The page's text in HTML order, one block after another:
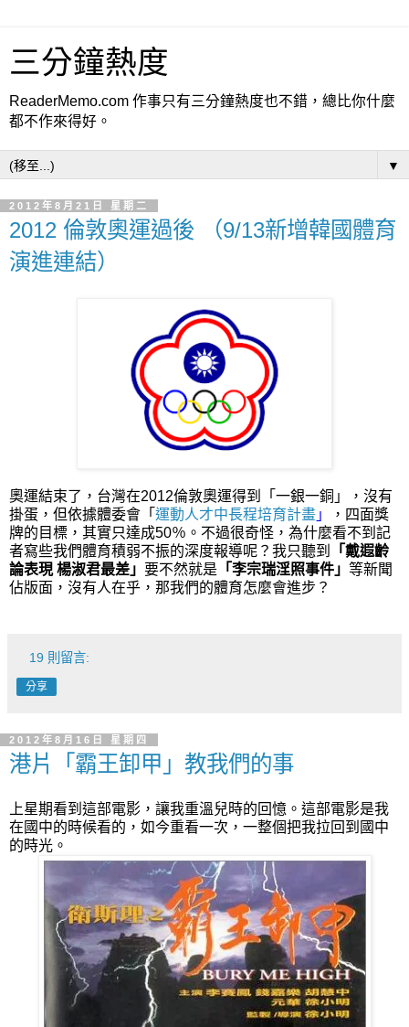
三分鐘熱度
ReaderMemo.com 作事只有三分鐘熱度也不錯，總比你什麼
都不作來得好。
▼
2012年8月21日 星期二
2012 倫敦奧運過後 （9/13新增韓國體育
演進連結）
奧運結束了，台灣在2012倫敦奧運得到「一銀一銅」，沒有
掛蛋，但依據體委會「 運動人才中長程培育計畫 」
，四面獎
牌的目標，其實只達成50％。不過很奇怪，為什麼看不到記
者寫些我們體育積弱不振的深度報導呢？我只聽到
「戴遐齡
論表現 楊淑君最差」 要不然就是 「李宗瑞淫照事件」 等新聞
佔版面，沒有人在乎，那我們的體育怎麼會進步？
19 則留言:
分享
2012年8月16日 星期四
港片「霸王卸甲」教我們的事
上星期看到這部電影，讓我重溫兒時的回憶。這部電影是我
在國中的時候看的，如今重看一次，一整個把我拉回到國中
的時光。